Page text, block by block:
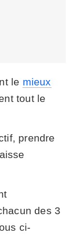
le mieux
tout le
prendre
des 3
ci-